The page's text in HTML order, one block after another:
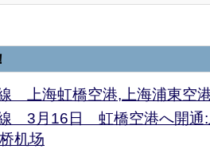
線 上海虹橋空港,上海浦東空
線 3月16日 虹橋空港へ開通:
机场